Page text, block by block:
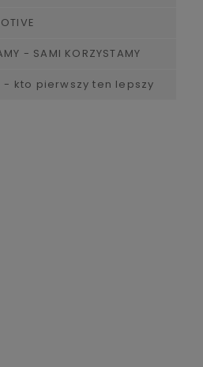
- SAMI KORZYSTAMY
- kto pierwszy ten lepszy